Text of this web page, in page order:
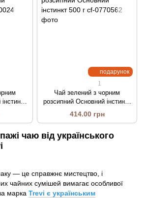
подарунок
1
Чай зелений з чорним
розсипний Основний інстинкт
500 г
414.00 грн
чаю від українського
— це справжнє мистецтво, і
чайних сумішей вимагає особливої
марка Trevi є українським